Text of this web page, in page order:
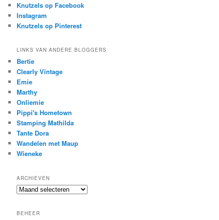
Knutzels op Facebook
Instagram
Knutzels op Pinterest
LINKS VAN ANDERE BLOGGERS
Bertie
Clearly Vintage
Emie
Marthy
Onliemie
Pippi's Hometown
Stamping Mathilda
Tante Dora
Wandelen met Maup
Wieneke
ARCHIEVEN
Archieven
BEHEER